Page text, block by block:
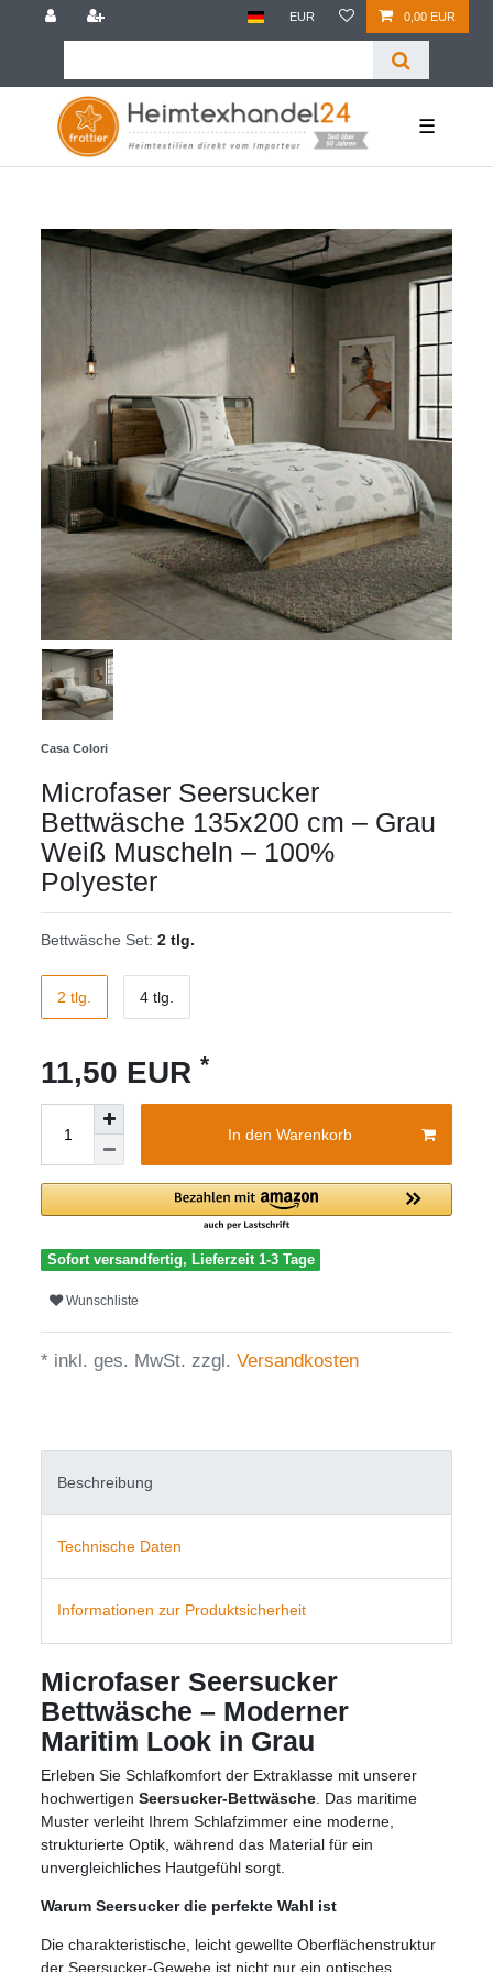
EUR 0,00 EUR
☰
Casa Colori
Microfaser Seersucker
Bettwäsche 135x200 cm – Grau
Weiß Muscheln – 100%
Polyester
Bettwäsche Set: 2 tlg.
2 tlg. 4 tlg.
11,50 EUR*
In den Warenkorb
Sofort versandfertig, Lieferzeit 1-3 Tage
Wunschliste
* inkl. ges. MwSt. zzgl. Versandkosten
Beschreibung
Technische Daten
Informationen zur Produktsicherheit
Microfaser Seersucker
Bettwäsche – Moderner
Maritim Look in Grau
Erleben Sie Schlafkomfort der Extraklasse mit unserer
hochwertigenSeersucker-Bettwäsche . Das maritime
Muster verleiht Ihrem Schlafzimmer eine moderne,
strukturierte Optik, während das Material für ein
unvergleichliches Hautgefühl sorgt.
Warum Seersucker die perfekte Wahl ist
Die charakteristische, leicht gewellte Oberflächenstruktur
der Seersucker-Gewebe ist nicht nur ein optisches